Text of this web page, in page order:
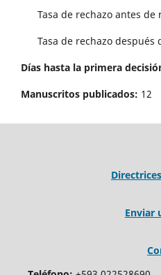
Tasa de rechazo antes de
Tasa de rechazo después
Días hasta la primera
Manuscritos publicados: 12
Enviar